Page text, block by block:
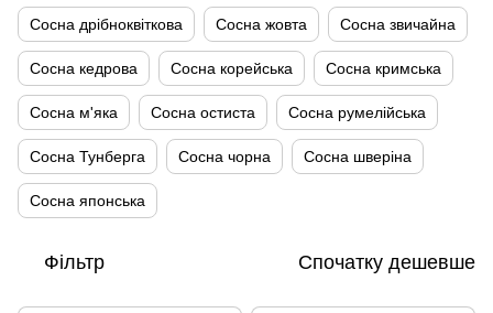
Сосна дрібноквіткова Сосна жовта Сосна звичайна
Сосна кедрова Сосна корейська Сосна кримська
Сосна м'яка Сосна остиста Сосна румелійська
Сосна Тунберга Сосна чорна Сосна шверіна
Сосна японська
Фільтр Спочатку дешевше